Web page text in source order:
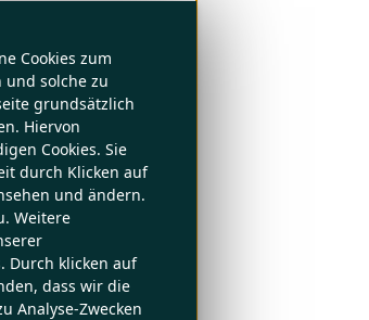
Cookies zum
und solche zu
grundsätzlich
Hiervon
Cookies. Sie
durch Klicken auf
und ändern.
Weitere
Durch klicken auf
dass wir die
Analyse-Zwecken